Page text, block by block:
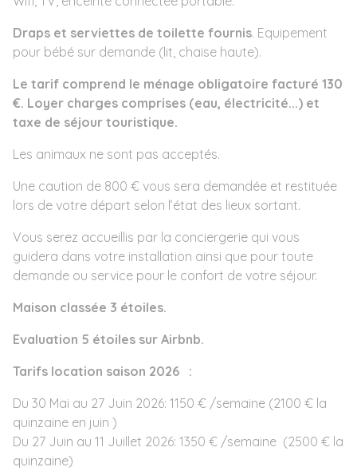
Draps et serviettes de toilette fournis. Equipement
pour bébé sur demande (lit, chaise haute).
Le tarif comprend le ménage obligatoire facturé 130
€. Loyer charges comprises (eau, électricité...) et
taxe de séjour touristique.
Les animaux ne sont pas acceptés.
Une caution de 800 € vous sera demandée et restituée
lors de votre départ selon l’état des lieux sortant.
Vous serez accueillis par la conciergerie qui vous
guidera dans votre installation ainsi que pour toute
demande ou service pour le confort de votre séjour.
Maison classée 3 étoiles.
Evaluation 5 étoiles sur Airbnb.
Tarifs location saison 2026 :
Du 30 Mai au 27 Juin 2026: 1150 € /semaine (2100 € la
quinzaine en juin )
Du 27 Juin au 11 Juillet 2026: 1350 € /semaine (2500 € la
quinzaine)